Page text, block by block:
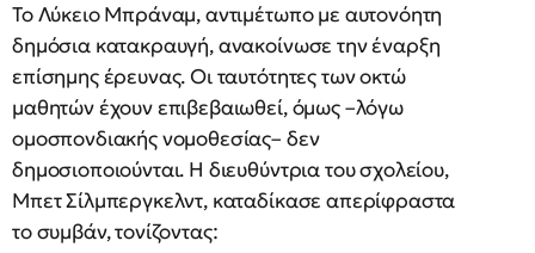
Το Λύκειο Μπράναμ, αντιμέτωπο με αυτονόητη
δημόσια κατακραυγή, ανακοίνωσε την έναρξη
επίσημης έρευνας. Οι ταυτότητες των οκτώ
μαθητών έχουν επιβεβαιωθεί, όμως –λόγω
ομοσπονδιακής νομοθεσίας– δεν
δημοσιοποιούνται. Η διευθύντρια του σχολείου,
Μπετ Σίλμπεργκελντ, καταδίκασε απερίφραστα
το συμβάν, τονίζοντας: